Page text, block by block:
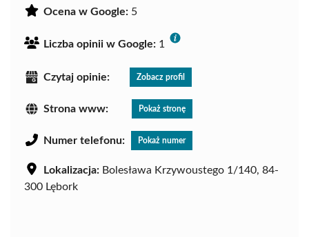
Ocena w Google: 5
Liczba opinii w Google: 1
Czytaj opinie: Zobacz profil
Strona www: Pokaż stronę
Numer telefonu: Pokaż numer
Lokalizacja: Bolesława Krzywoustego 1/140, 84-
300 Lębork